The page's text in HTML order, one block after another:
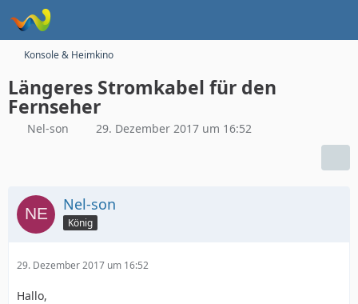
Konsole & Heimkino
Längeres Stromkabel für den
Fernseher
Nel-son 29. Dezember 2017 um 16:52
Nel-son
König
29. Dezember 2017 um 16:52
Hallo,